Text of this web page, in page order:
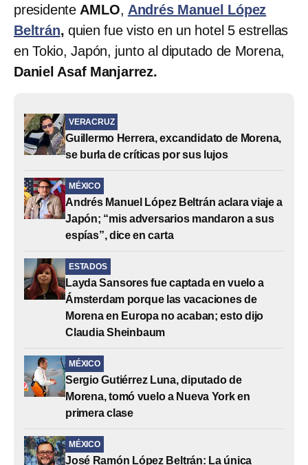
presidente AMLO, Andrés Manuel López
Beltrán, quien fue visto en un hotel 5 estrellas
en Tokio, Japón, junto al diputado de Morena,
Daniel Asaf Manjarrez.
VERACRUZ
Guillermo Herrera, excandidato de Morena,
se burla de críticas por sus lujos
MÉXICO
Andrés Manuel López Beltrán aclara viaje a
Japón; “mis adversarios mandaron a sus
espías”, dice en carta
ESTADOS
Layda Sansores fue captada en vuelo a
Ámsterdam porque las vacaciones de
Morena en Europa no acaban; esto dijo
Claudia Sheinbaum
MÉXICO
Sergio Gutiérrez Luna, diputado de
Morena, tomó vuelo a Nueva York en
primera clase
MÉXICO
José Ramón López Beltrán: La única